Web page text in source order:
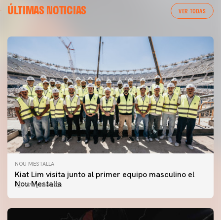
ÚLTIMAS NOTICIAS VER TODAS
NOU MESTALLA
Kiat Lim visita junto al primer equipo masculino el
Nou Mestalla
07 agosto 2026